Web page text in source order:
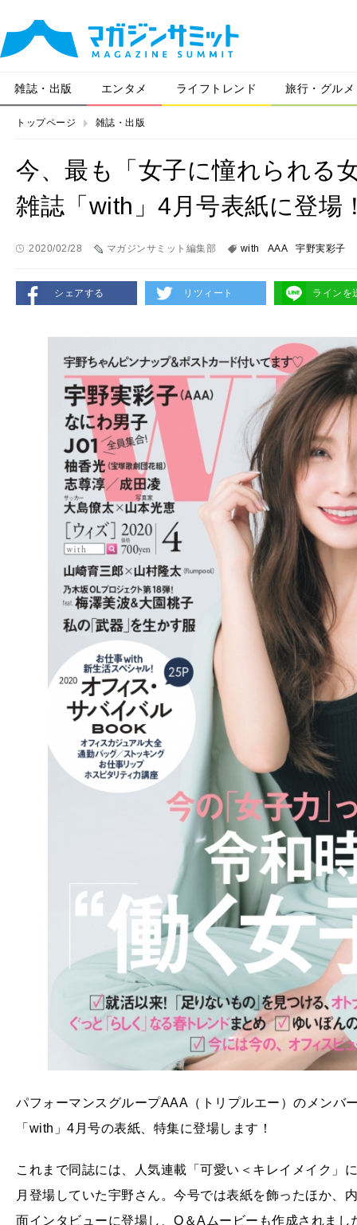
雑誌・出版 エンタメ ライフトレンド 旅行・グルメ
トップページ 雑誌・出版
今、最も「女子に憧れられる
雑誌「with」4月号表紙に登場
2020/02/28 マガジンサミット編集部 with AAA 宇野実彩子
シェアする リツィート ラインを
パフォーマンスグループAAA（トリプルエー）のメンバ
「with」4月号の表紙、特集に登場します！
これまで同誌には、人気連載「可愛い＜キレイメイク
月登場していた宇野さん。今号では表紙を飾ったほか、
面インタビューに登場し、Q＆Aムービーも作成されまし